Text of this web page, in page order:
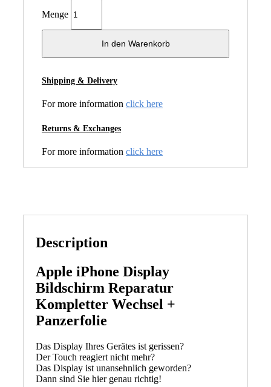
Menge
In den Warenkorb
Shipping & Delivery
For more information click here
Returns & Exchanges
For more information click here
Description
Apple iPhone Display
Bildschirm Reparatur
Kompletter Wechsel +
Panzerfolie
Das Display Ihres Gerätes ist gerissen?
Der Touch reagiert nicht mehr?
Das Display ist unansehnlich geworden?
Dann sind Sie hier genau richtig!